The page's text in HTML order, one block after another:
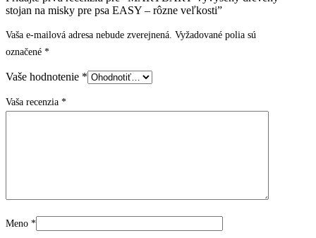
stojan na misky pre psa EASY – rôzne veľkosti”
Vaša e-mailová adresa nebude zverejnená. Vyžadované polia sú
označené *
Vaše hodnotenie *
Vaša recenzia *
Meno *